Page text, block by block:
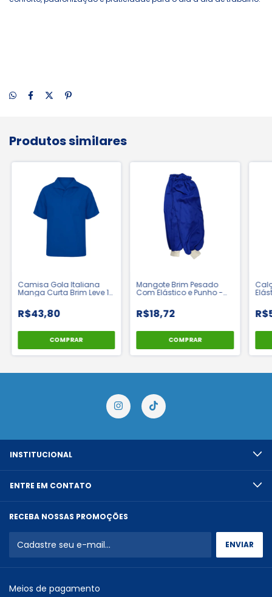
Produtos similares
Camisa Gola Italiana
Manga Curta Brim Leve 1
Profissional
R$43,80
COMPRAR
Mangote Brim Pesado
Com Elástico e Punho -
R$18,72
COMPRAR
INSTITUCIONAL
ENTRE EM CONTATO
RECEBA NOSSAS PROMOÇÕES
Meios de pagamento